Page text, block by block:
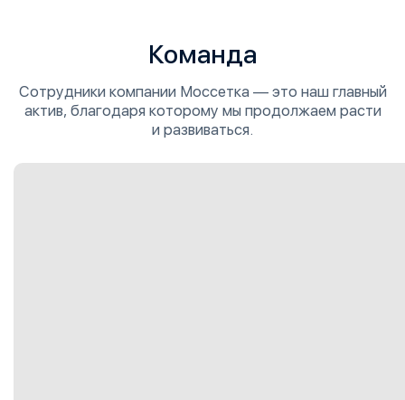
Команда
Сотрудники компании Моссетка — это наш главный
актив, благодаря которому мы продолжаем расти
и развиваться.